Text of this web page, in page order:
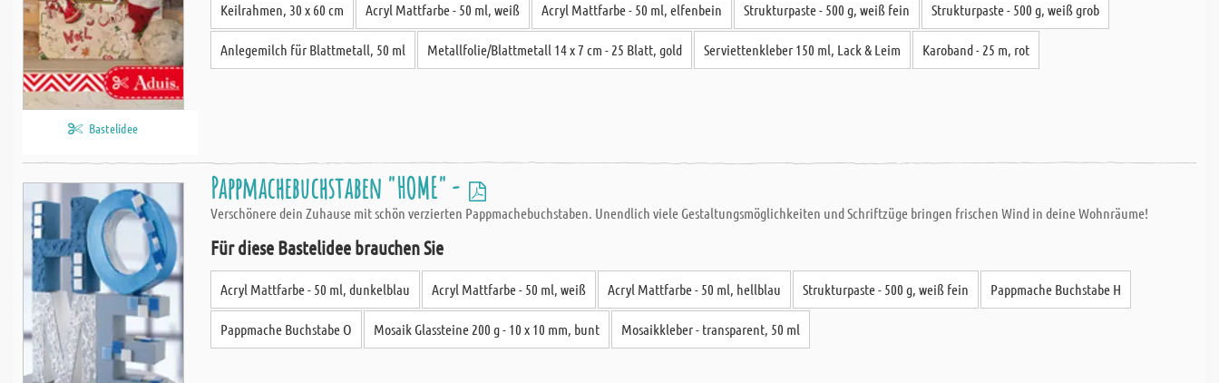
Bastelidee
Keilrahmen, 30 x 60 cm Acryl Mattfarbe - 50 ml, weiß Acryl Mattfarbe - 50 ml, elfenbein Strukturpaste - 500 g, weiß fein Strukturpaste - 500 g, weiß grob
Anlegemilch für Blattmetall, 50 ml Metallfolie/Blattmetall 14 x 7 cm - 25 Blatt, gold Serviettenkleber 150 ml, Lack & Leim Karoband - 25 m, rot
Pappmachebuchstaben "HOME" -
Verschönere dein Zuhause mit schön verzierten Pappmachebuchstaben. Unendlich viele Gestaltungsmöglichkeiten und Schriftzüge bringen frischen Wind in deine Wohnräume!
Für diese Bastelidee brauchen Sie
Acryl Mattfarbe - 50 ml, dunkelblau Acryl Mattfarbe - 50 ml, weiß Acryl Mattfarbe - 50 ml, hellblau Strukturpaste - 500 g, weiß fein Pappmache Buchstabe H
Pappmache Buchstabe O Mosaik Glassteine 200 g - 10 x 10 mm, bunt Mosaikkleber - transparent, 50 ml